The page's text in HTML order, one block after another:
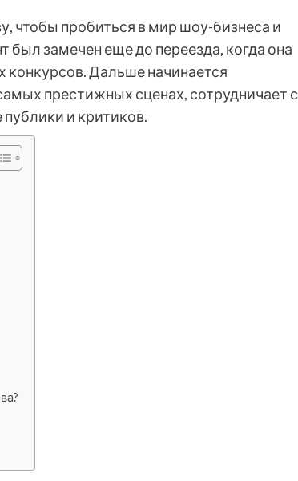
чтобы пробиться в мир шоу-бизнеса и
был замечен еще до переезда, когда она
конкурсов. Дальше начинается
престижных сценах, сотрудничает с
и критиков.